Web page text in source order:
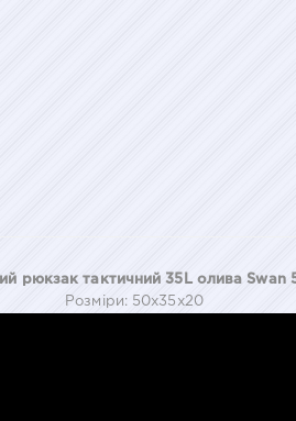
рюкзак тактичний 35L олива Swan
Розміри: 50х35х20